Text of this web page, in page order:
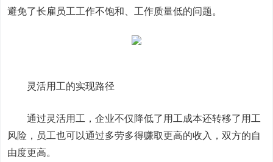
避免了长雇员工工作不饱和、工作质量低的问题。
灵活用工的实现路径
通过灵活用工，企业不仅降低了用工成本还转移了用工
风险，员工也可以通过多劳多得赚取更高的收入，双方的自
由度更高。